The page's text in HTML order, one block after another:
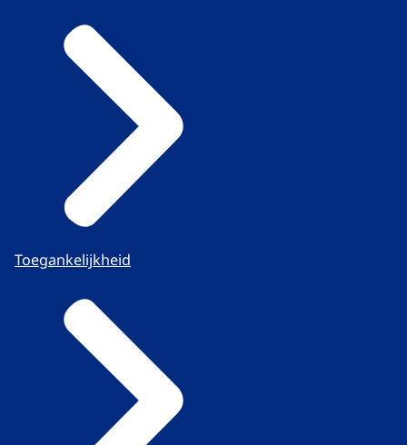
Toegankelijkheid